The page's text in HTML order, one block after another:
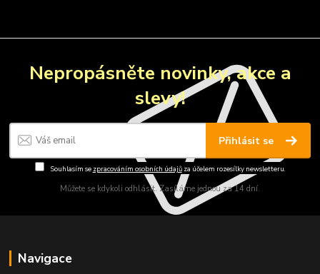
Nepropásněte novinky, akce a
slevy!
Přihlásit se
Souhlasím se zpracováním osobních údajůza účelem rozesílky newsletteru.
Můžete se kdykoli odhlásit. Zasíláme jednou za 14 dní.
Navigace